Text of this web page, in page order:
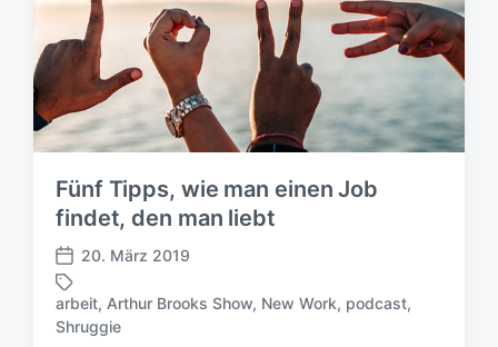
c
u
n
g
d
a
u
m
ö
t
r
Fünf Tipps, wie man einen Job
findet, den man liebt
V
e
r
ö
20. März 2019
S
arbeit, Arthur Brooks Show, New Work, podcast,
Shruggie